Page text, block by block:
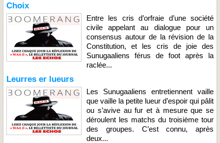
Choix
Entre les cris d’orfraie d’une société
civile appelant au dialogue pour un
consensus autour de la révision de la
Constitution, et les cris de joie des
Sunugaaliens férus de foot après la
raclée...
Leurres er lueurs
Les Sunugaaliens entretiennent vaille
que vaille la petite lueur d’espoir qui pâlit
ou s’avive au fur et à mesure que se
déroulent les matchs du troisième tour
des groupes. C’est connu, après
deux...